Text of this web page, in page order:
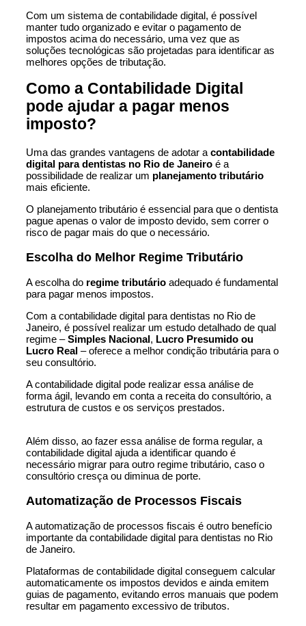
Com um sistema de contabilidade digital, é possível
manter tudo organizado e evitar o pagamento de
impostos acima do necessário, uma vez que as
soluções tecnológicas são projetadas para identificar as
melhores opções de tributação.
Como a Contabilidade Digital
pode ajudar a pagar menos
imposto?
Uma das grandes vantagens de adotar a contabilidade
digital para dentistas no Rio de Janeiro é a
possibilidade de realizar um planejamento tributário
mais eficiente.
O planejamento tributário é essencial para que o dentista
pague apenas o valor de imposto devido, sem correr o
risco de pagar mais do que o necessário.
Escolha do Melhor Regime Tributário
A escolha do regime tributário adequado é fundamental
para pagar menos impostos.
Com a contabilidade digital para dentistas no Rio de
Janeiro, é possível realizar um estudo detalhado de qual
regime –Simples Nacional, Lucro Presumido ou
Lucro Real – oferece a melhor condição tributária para o
seu consultório.
A contabilidade digital pode realizar essa análise de
forma ágil, levando em conta a receita do consultório, a
estrutura de custos e os serviços prestados.
Além disso, ao fazer essa análise de forma regular, a
contabilidade digital ajuda a identificar quando é
necessário migrar para outro regime tributário, caso o
consultório cresça ou diminua de porte.
Automatização de Processos Fiscais
A automatização de processos fiscais é outro benefício
importante da contabilidade digital para dentistas no Rio
de Janeiro.
Plataformas de contabilidade digital conseguem calcular
automaticamente os impostos devidos e ainda emitem
guias de pagamento, evitando erros manuais que podem
resultar em pagamento excessivo de tributos.